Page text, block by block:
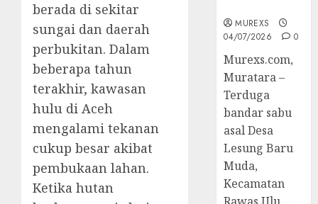
berada di sekitar
sungai dan daerah
perbukitan. Dalam
beberapa tahun
terakhir, kawasan
hulu di Aceh
mengalami tekanan
cukup besar akibat
pembukaan lahan.
Ketika hutan
MUREXS
04/07/2026
0
Murexs.com,
Muratara –
Terduga
bandar sabu
asal Desa
Lesung Baru
Muda,
Kecamatan